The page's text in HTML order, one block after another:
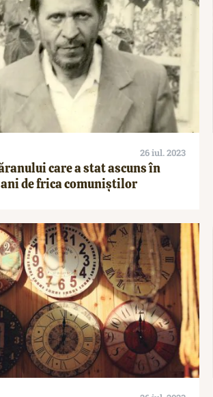
26 iul. 2023
care a stat ascuns în
ani de frica comuniștilor